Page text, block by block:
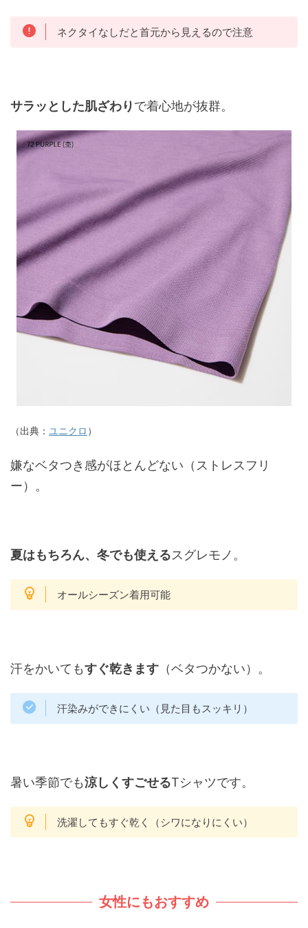
ネクタイなしだと首元から見えるので注意
サラッとした肌ざわりで着心地が抜群。
（出典： ユニクロ ）
嫌なベタつき感がほとんどない（ストレスフリ
ー）。
夏はもちろん、冬でも使えるスグレモノ。
オールシーズン着用可能
汗をかいてもすぐ乾きます （ベタつかない）。
汗染みができにくい（見た目もスッキリ）
暑い季節でも涼しくすごせるTシャツです。
洗濯してもすぐ乾く（シワになりにくい）
女性にもおすすめ